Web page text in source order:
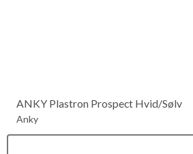
ANKY Plastron Prospect Hvid/Sølv
Anky